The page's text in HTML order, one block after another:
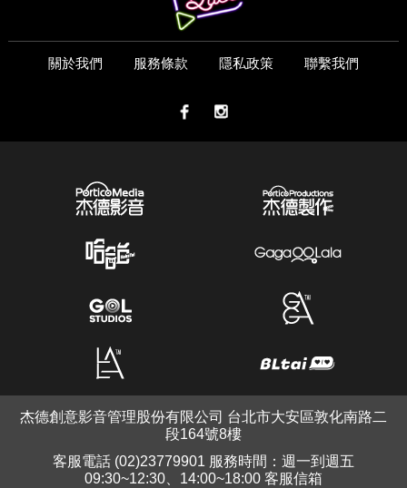
關於我們 服務條款 隱私政策 聯繫我們
杰德創意影音管理股份有限公司 台北市大安區敦化南路二
段164號8樓
客服電話 (02)23779901 服務時間：週一到週五
09:30~12:30、14:00~18:00 客服信箱